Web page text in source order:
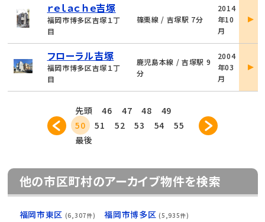
ｒｅｌａｃｈｅ吉塚
福岡市博多区吉塚１丁
目
篠栗線 / 吉塚駅 7分
2014
年10
月
詳
フローラル吉塚
福岡市博多区吉塚１丁
目
鹿児島本線 / 吉塚駅 9
分
2004
年03
月
詳
先頭 46 47 48
49
50
51 52 53 54
55
最後
他の市区町村のアーカイブ物件を検索
福岡市東区 (6,307件) 福岡市博多区 (5,935件)